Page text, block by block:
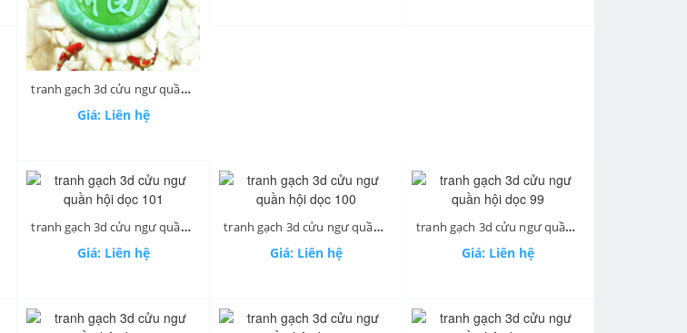
tranh gạch 3d cửu ngư quần hội dọc 105
Giá: Liên hệ
tranh gạch 3d cửu ngư quần hội dọc 101
Giá: Liên hệ
tranh gạch 3d cửu ngư quần hội dọc 100
Giá: Liên hệ
tranh gạch 3d cửu ngư quần hội dọc 99
Giá: Liên hệ